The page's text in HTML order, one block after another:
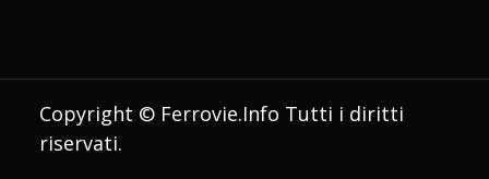
Copyright © Ferrovie.Info Tutti i diritti
riservati.